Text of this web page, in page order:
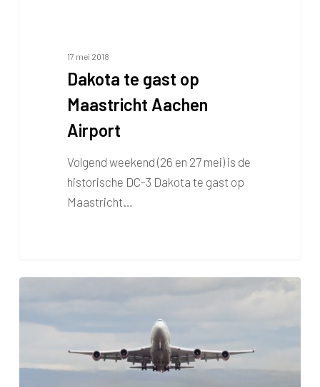
17 mei 2018
Dakota te gast op
Maastricht Aachen
Airport
Volgend weekend (26 en 27 mei) is de
historische DC-3 Dakota te gast op
Maastricht…
dakpannen